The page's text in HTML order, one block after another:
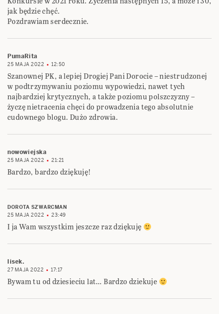
jak będzie chęć.
Pozdrawiam serdecznie.
PumaRita
25 MAJA 2022 12:50
Szanownej PK, a lepiej Drogiej Pani Dorocie – niestrudzonej
w podtrzymywaniu poziomu wypowiedzi, nawet tych
najbardziej krytycznych, a także poziomu polszczyzny –
życzę nietracenia chęci do prowadzenia tego absolutnie
cudownego blogu. Dużo zdrowia.
nowowiejska
25 MAJA 2022 21:21
Bardzo, bardzo dziękuję!
DOROTA SZWARCMAN
25 MAJA 2022
23:49
I ja Wam wszystkim jeszcze raz dziękuję
lisek.
27 MAJA 2022 17:17
Bywam tu od dziesieciu lat… Bardzo dziekuje